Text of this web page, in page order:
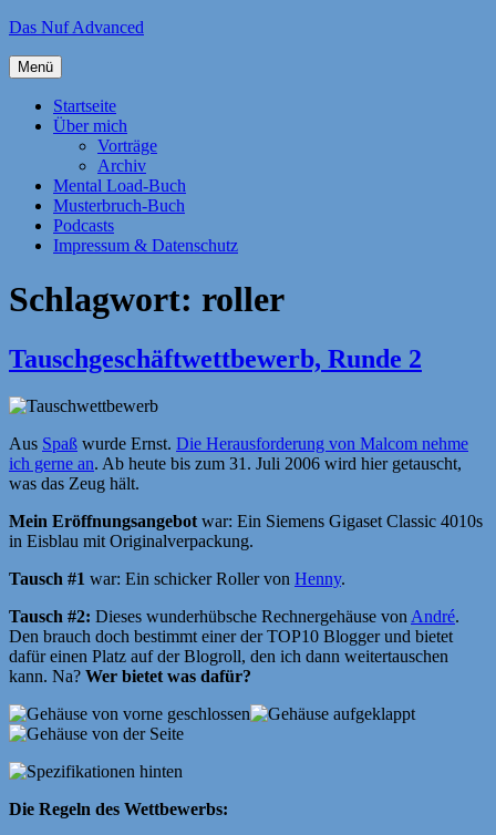
Zum
springen
Das Nuf Advanced
Menü
Startseite
Über mich
Vorträge
Archiv
Mental Load-Buch
Musterbruch-Buch
Podcasts
Impressum & Datenschutz
Schlagwort: roller
Tauschgeschäftwettbewerb, Runde 2
Aus Spaß wurde Ernst. Die Herausforderung von Malcom nehme
ich gerne an. Ab heute bis zum 31. Juli 2006 wird hier getauscht,
was das Zeug hält.
Mein Eröffnungsangebot war: Ein Siemens Gigaset Classic 4010s
in Eisblau mit Originalverpackung.
Tausch #1 war: Ein schicker Roller von Henny.
Tausch #2: Dieses wunderhübsche Rechnergehäuse von André.
Den brauch doch bestimmt einer der TOP10 Blogger und bietet
dafür einen Platz auf der Blogroll, den ich dann weitertauschen
kann. Na? Wer bietet was dafür?
Die Regeln des Wettbewerbs: